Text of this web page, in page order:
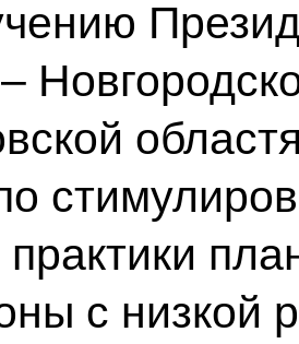
с низкой